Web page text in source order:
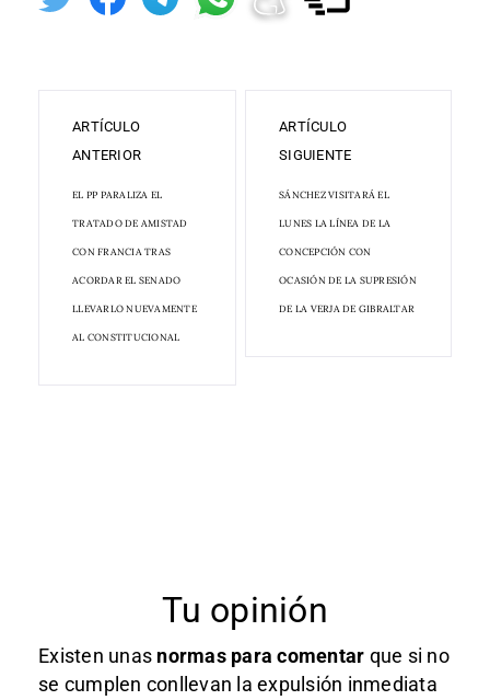
ARTÍCULO
ANTERIOR
EL PP PARALIZA EL
TRATADO DE AMISTAD
CON FRANCIA TRAS
ACORDAR EL SENADO
LLEVARLO NUEVAMENTE
AL CONSTITUCIONAL
ARTÍCULO
SIGUIENTE
SÁNCHEZ VISITARÁ EL
LUNES LA LÍNEA DE LA
CONCEPCIÓN CON
OCASIÓN DE LA SUPRESIÓN
DE LA VERJA DE GIBRALTAR
Tu opinión
Existen unas normas para comentar que si no
se cumplen conllevan la expulsión inmediata